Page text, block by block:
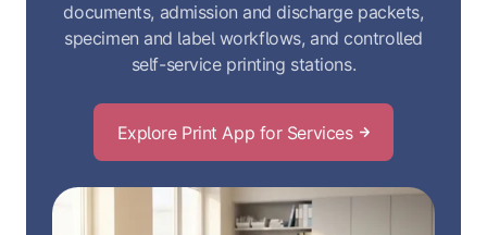
documents, admission and discharge packets,
specimen and label workflows, and controlled
self-service printing stations.
Explore Print App for Services